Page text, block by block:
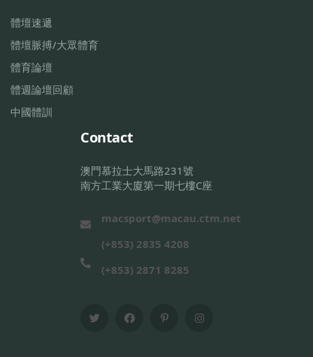
體壇速遞
體壇脈搏/大眾體育
體育論壇
體週論壇回顧
中國體訓
Contact
澳門慕拉士大馬路231號
南方工業大廈第一期七樓C座
macsport@macau.ctm.net
(+853) 2835 4208
(+853) 2871 8285